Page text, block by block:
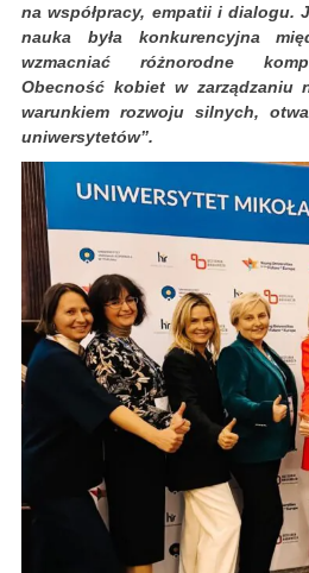
na współpracy, empatii i dialogu.
nauka była konkurencyjna
wzmacniać różnorodne
Obecność kobiet w zarządzaniu
warunkiem rozwoju silnych,
uniwersytetów”.